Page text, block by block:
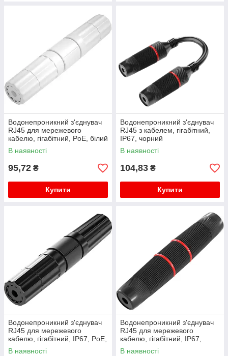
Водонепроникний з'єднувач
RJ45 для мережевого
кабелю, гігабітний, PoE, білий
В наявності
95,72 ₴
Купити
Водонепроникний з'єднувач
RJ45 з кабелем, гігабітний,
IP67, чорний
В наявності
104,83 ₴
Купити
Водонепроникний з'єднувач
RJ45 для мережевого
кабелю, гігабітний, IP67, PoE,
чорний
В наявності
Водонепроникний з'єднувач
RJ45 для мережевого
кабелю, гігабітний, IP67,
чорний, WDT-IP67ZT/B
В наявності